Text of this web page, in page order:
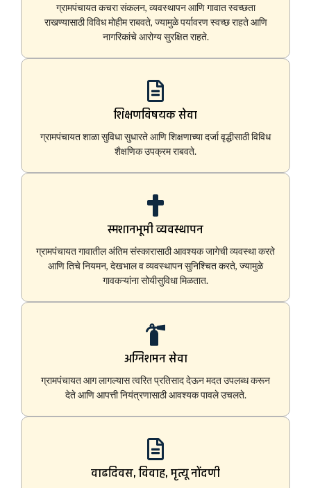
ग्रामपंचायत कचरा संकलन, व्यवस्थापन आणि गावात स्वच्छता
राखण्यासाठी विविध मोहीम राबवते, ज्यामुळे पर्यावरण स्वच्छ राहते आणि
नागरिकांचे आरोग्य सुरक्षित राहते.
शिक्षणविषयक सेवा
ग्रामपंचायत शाळा सुविधा सुधारते आणि शिक्षणाच्या दर्जा वृद्धीसाठी विविध
शैक्षणिक उपक्रम राबवते.
स्मशानभूमी व्यवस्थापन
ग्रामपंचायत गावातील अंतिम संस्कारासाठी आवश्यक जागेची व्यवस्था करते
आणि तिचे नियमन, देखभाल व व्यवस्थापन सुनिश्चित करते, ज्यामुळे
गावकऱ्यांना सोयीसुविधा मिळतात.
अग्निशमन सेवा
ग्रामपंचायत आग लागल्यास त्वरित प्रतिसाद देऊन मदत उपलब्ध करून
देते आणि आपत्ती नियंत्रणासाठी आवश्यक पावले उचलते.
वाढदिवस, विवाह, मृत्यू नोंदणी